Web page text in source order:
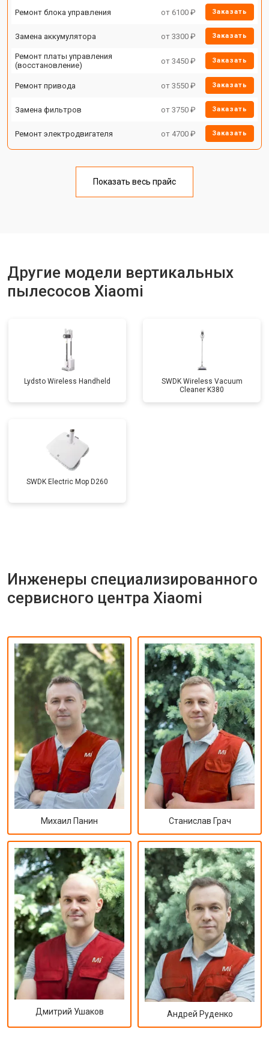
Ремонт блока управления от 6100 ₽ Заказать
Замена аккумулятора от 3300 ₽ Заказать
Ремонт платы управления
(восстановление)
от 3450 ₽ Заказать
Ремонт привода от 3550 ₽ Заказать
Замена фильтров от 3750 ₽ Заказать
Ремонт электродвигателя от 4700 ₽ Заказать
Показать весь прайс
Другие модели вертикальных
пылесосов Xiaomi
Lydsto Wireless Handheld
SWDK Wireless Vacuum
Cleaner K380
SWDK Electric Mop D260
Инженеры специализированного
сервисного центра Xiaomi
Михаил Панин Станислав Грач
Дмитрий Ушаков Андрей Руденко